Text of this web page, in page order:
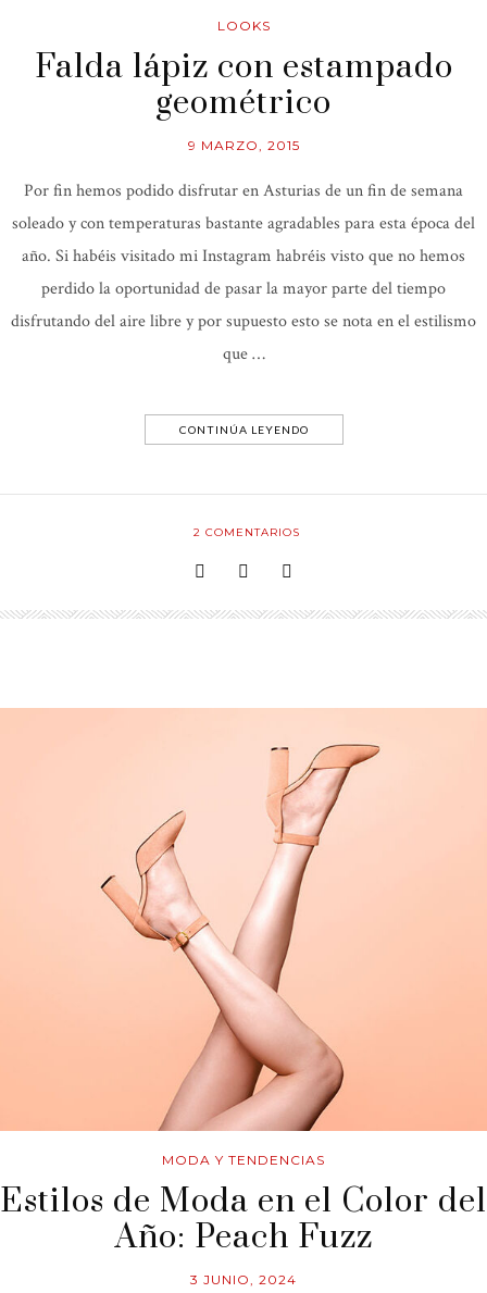
LOOKS
Falda lápiz con estampado
geométrico
9 MARZO, 2015
Por fin hemos podido disfrutar en Asturias de un fin de semana
soleado y con temperaturas bastante agradables para esta época del
año. Si habéis visitado mi Instagram habréis visto que no hemos
perdido la oportunidad de pasar la mayor parte del tiempo
disfrutando del aire libre y por supuesto esto se nota en el estilismo
que …
CONTINÚA LEYENDO
2 COMENTARIOS
MODA Y TENDENCIAS
Estilos de Moda en el Color del
Año: Peach Fuzz
3 JUNIO, 2024